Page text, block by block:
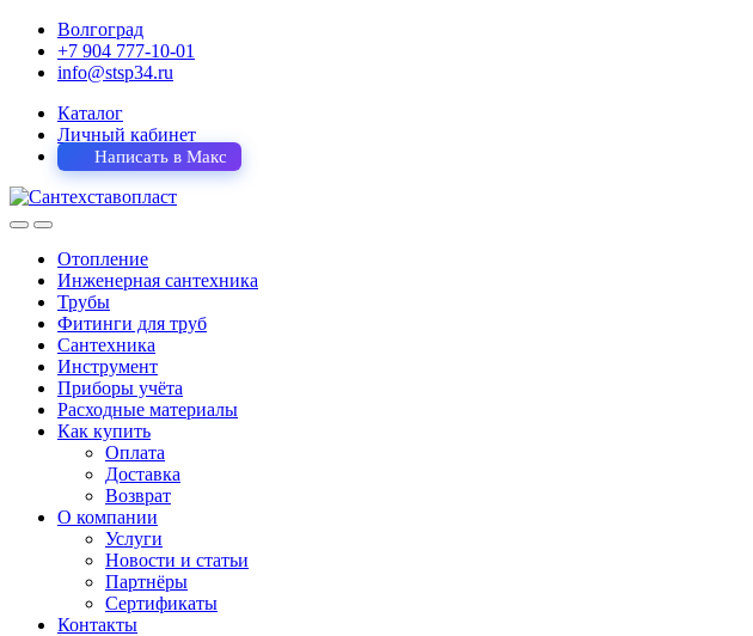
Волгоград
+7 904 777-10-01
info@stsp34.ru
Каталог
Личный кабинет
Написать в Макс
Отопление
Инженерная сантехника
Трубы
Фитинги для труб
Сантехника
Инструмент
Приборы учёта
Расходные материалы
Как купить
Оплата
Доставка
Возврат
О компании
Услуги
Новости и статьи
Партнёры
Сертификаты
Контакты